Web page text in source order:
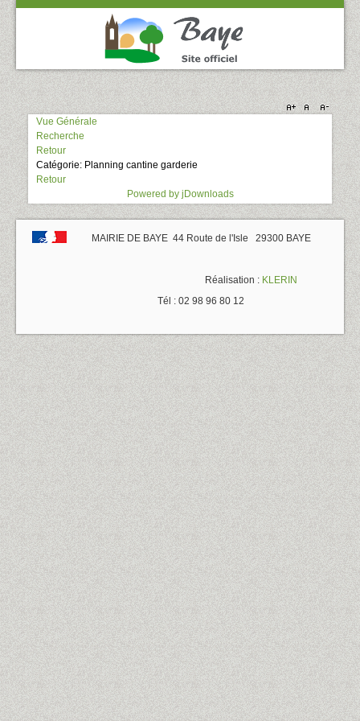
Vue Générale
Recherche
Retour
Catégorie: Planning cantine garderie
Retour
Powered by jDownloads
MAIRIE DE BAYE 44 Route de l'Isle 29300 BAYE
Réalisation : KLERIN
Tél : 02 98 96 80 12